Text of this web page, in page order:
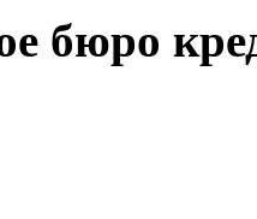
бюро